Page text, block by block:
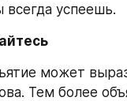
успеешь.
может
Тем более